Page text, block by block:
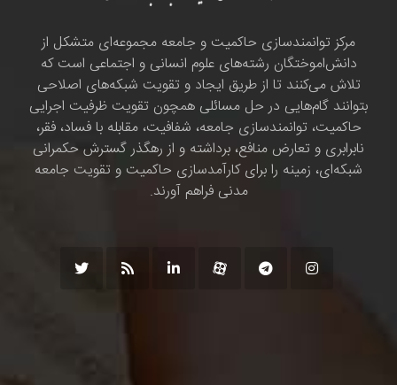
مرکز توانمندسازی حاکمیت و جامعه مجموعه‌ای متشکل از
دانش‌اموختگان رشته‌های علوم انسانی و اجتماعی است که
تلاش می‌کنند تا از طریق ایجاد و تقویت شبکه‌های اصلاحی
بتوانند گام‌هایی در حل مسائلی همچون تقویت ظرفیت اجرایی
حاکمیت، توانمندسازی جامعه، شفافیت، مقابله با فساد، فقر،
نابرابری و تعارض منافع، برداشته و از رهگذر گسترش حکمرانی
شبکه‌ای، زمینه را برای کارآمدسازی حاکمیت و تقویت جامعه
مدنی فراهم آورند.